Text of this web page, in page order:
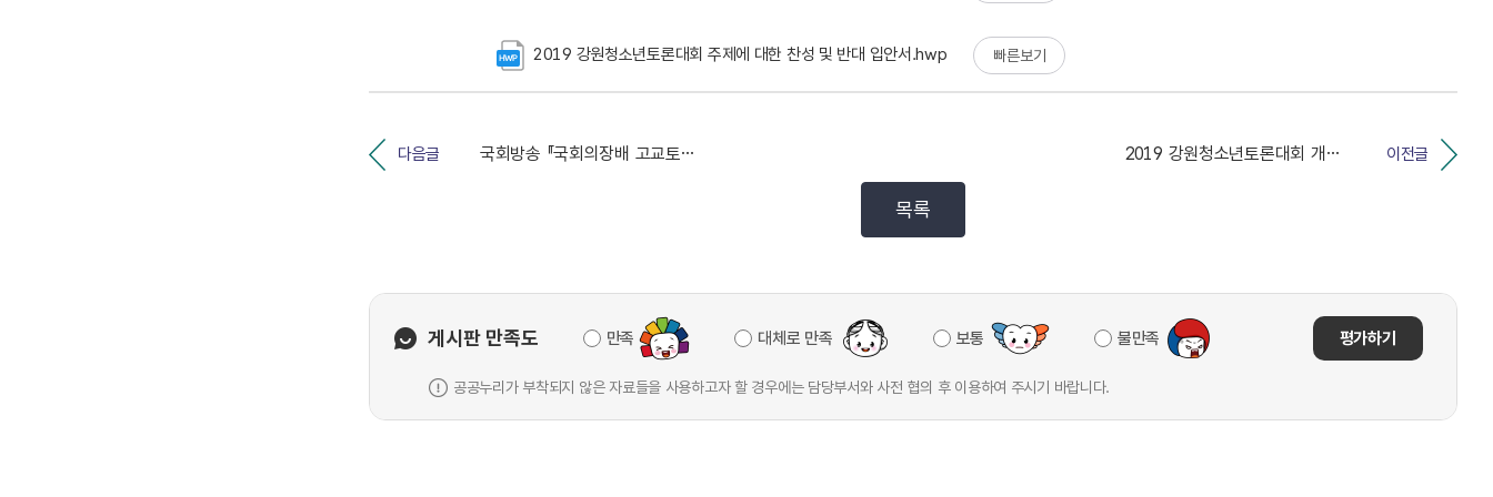
2019 강원청소년토론대회 주제에 대한 찬성 및 반대 입안서.hwp 빠른보기
다음글 국회방송 『국회의장배 고교토론왕 시즌7』 고등학생 토론... 이전글
2019 강원청소년토론대회 개최일정 등 공표
목록
게시판 만족도 만족 대체로 만족 보통 불만족 평가하기
공공누리가 부착되지 않은 자료들을 사용하고자 할 경우에는 담당부서와 사전 협의 후 이용하여 주시기 바랍니다.